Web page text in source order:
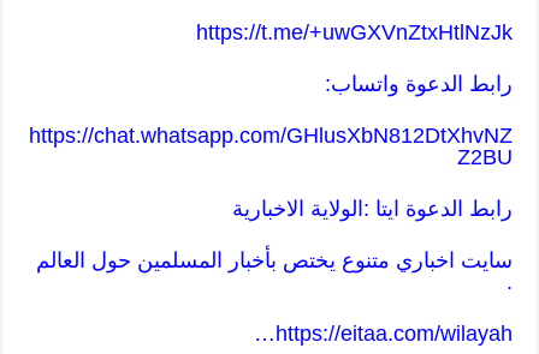
https://t.me/+uwGXVnZtxHtlNzJk
رابط الدعوة واتساب:
https://chat.whatsapp.com/GHlusXbN812DtXhvNZ
Z2BU
رابط الدعوة ايتا :الولاية الاخبارية
سايت اخباري متنوع يختص بأخبار المسلمين حول العالم
.
https://eitaa.com/wilayah
…